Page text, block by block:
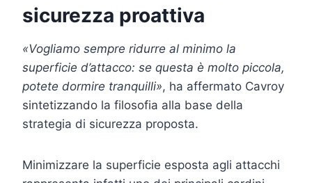
sicurezza proattiva
«Vogliamo sempre ridurre al minimo la
superficie d’attacco: se questa è molto piccola,
potete dormire tranquilli», ha affermato Cavroy
sintetizzando la filosofia alla base della
strategia di sicurezza proposta.
Minimizzare la superficie esposta agli attacchi